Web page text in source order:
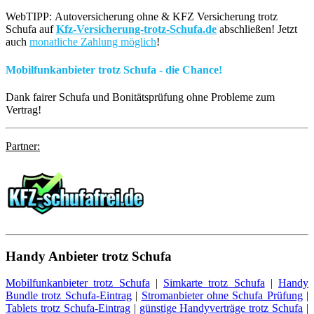
WebTIPP: Autoversicherung ohne & KFZ Versicherung trotz
Schufa aufKfz-Versicherung-trotz-Schufa.de abschließen! Jetzt
auch monatliche Zahlung möglich!
Mobilfunkanbieter trotz Schufa - die Chance!
Dank fairer Schufa und Bonitätsprüfung ohne Probleme zum
Vertrag!
Partner:
Handy Anbieter trotz Schufa
Mobilfunkanbieter trotz Schufa | Simkarte trotz Schufa | Handy
Bundle trotz Schufa-Eintrag| Stromanbieter ohne Schufa Prüfung|
Tablets trotz Schufa-Eintrag| günstige Handyverträge trotz Schufa |